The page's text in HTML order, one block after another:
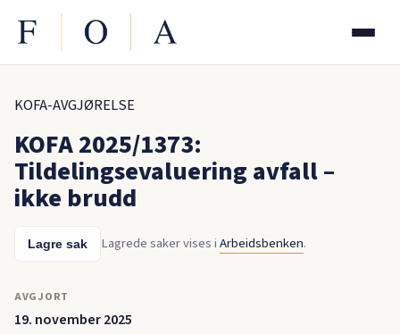
KOFA-AVGJØRELSE
KOFA 2025/1373:
Tildelingsevaluering avfall –
ikke brudd
Lagre sak Lagrede saker vises iArbeidsbenken.
AVGJORT
19. november 2025